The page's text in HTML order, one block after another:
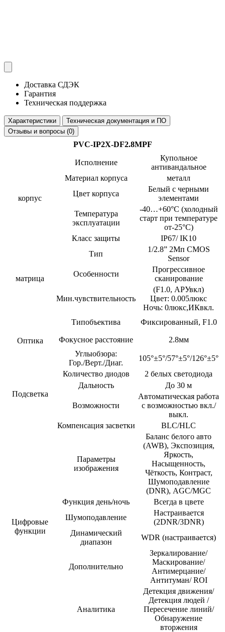
Доставка СДЭК
Гарантия
Техническая поддержка
Характеристики
Техническая документация и ПО
Отзывы и вопросы (0)
PVC-IP2X-DF2.8MPF
корпус
Исполнение
Купольное
антивандальное
Материал корпуса
металл
Цвет корпуса
Белый с черными
элементами
Температура
эксплуатации
-40…+60°С (холодный
старт при температуре
от-25°С)
Класс защиты
IP67/ IK10
матрица
Тип
1/2.8” 2Мп CMOS
Sensor
Особенности
Прогрессивное
сканирование
Мин.чувствительность
(F1.0, АРУвкл)
Цвет: 0.005люкс
Ночь: 0люкс,ИКвкл.
Оптика
Типобъектива Фиксированный, F1.0
Фокусное расстояние
2.8мм
Углыобзора:
Гор./Верт./Диаг.
105°±5°/57°±5°/126°±5°
Подсветка
Количество диодов
2 белых светодиода
Дальность
До 30 м
Возможности
Автоматическая работа
с возможностью вкл./
выкл.
Цифровые
функции
Компенсация засветки BLC/HLC
Параметры
изображения
Баланс белого авто
(AWB), Экспозиция,
Яркость,
Насыщенность,
Чёткость, Контраст,
Шумоподавление
(DNR), AGC/MGC
Функция день/ночь
Всегда в цвете
Шумоподавление
Настраивается
(2DNR/3DNR)
Динамический
диапазон
WDR (настраивается)
Дополнительно
Зеркалирование/
Маскирование/
Антимерцание/
Антитуман/ ROI
Аналитика
Детекция движения/
Детекция людей /
Пересечение линий/
Обнаружение
вторжения